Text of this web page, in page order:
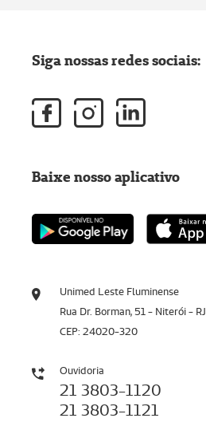
Unimed Leste Fluminense
Rua Dr. Borman, 51 - Niterói - RJ
CEP: 24020-320
Ouvidoria
21 3803-1120
21 3803-1121
Siga nossas redes sociais:
Baixe nosso aplicativo